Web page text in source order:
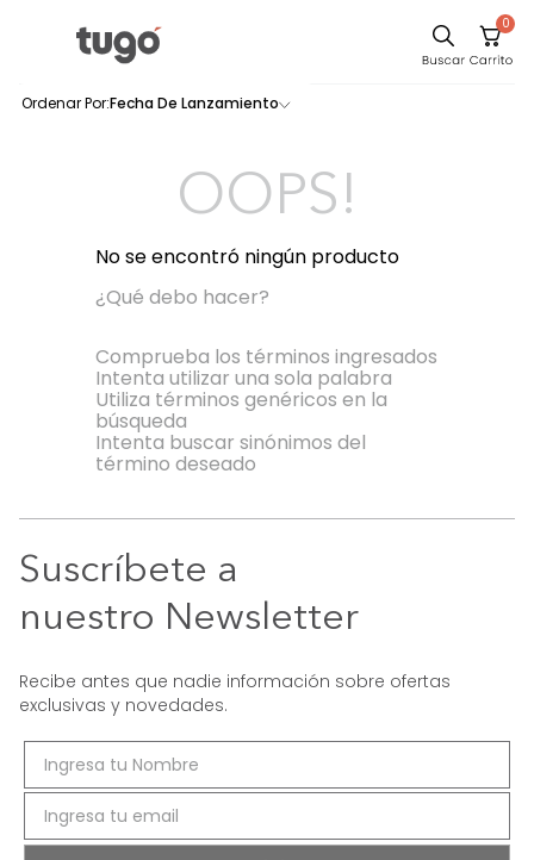
0
Fecha De Lanzamiento
0productos
OOPS!
No se encontró ningún producto
¿Qué debo hacer?
Comprueba los términos ingresados
Intenta utilizar una sola palabra
Utiliza términos genéricos en la
búsqueda
Intenta buscar sinónimos del
término deseado
Suscríbete a
nuestro Newsletter
Recibe antes que nadie información sobre ofertas
exclusivas y novedades.
Sofa
Cuadros
Cama
Mesa Centro
Mesa Noche